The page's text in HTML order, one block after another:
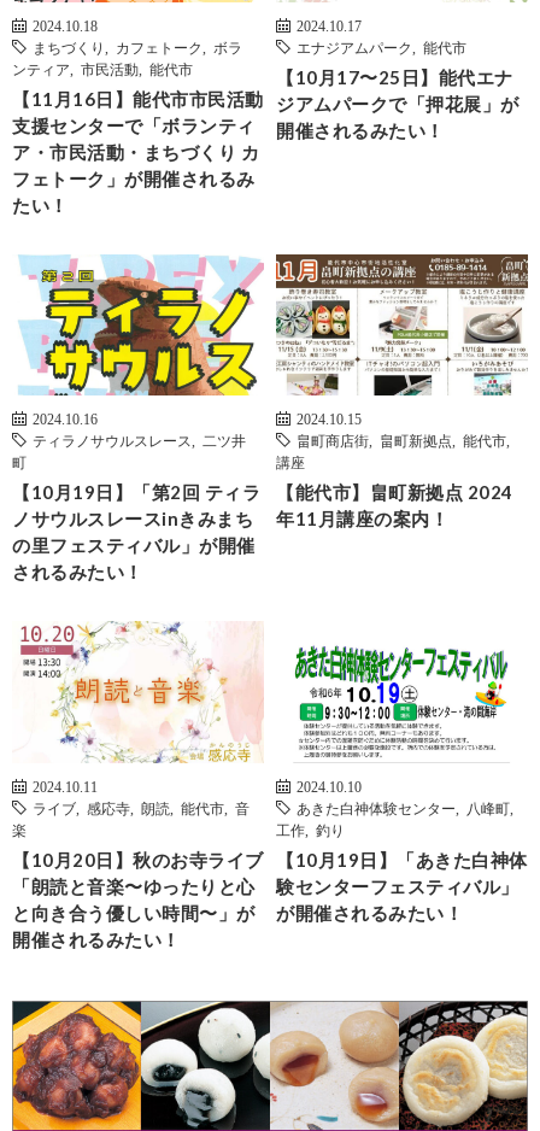
2024.10.18
まちづくり
カフェトーク
ボラ
ンティア
市民活動 能代市
【11月16日】能代市市民活動
支援センターで「ボランティ
ア・市民活動・まちづくり カ
フェトーク」が開催されるみ
たい！
2024.10.17
エナジアムパーク
能代市
【10月17〜25日】能代エナ
ジアムパークで「押花展」が
開催されるみたい！
2024.10.16
ティラノサウルスレース
二ツ井
町
【10月19日】「第2回 ティラ
ノサウルスレースinきみまち
の里フェスティバル」が開催
されるみたい！
2024.10.15
畠町商店街
畠町新拠点 能代市
講座
【能代市】畠町新拠点 2024
年11月講座の案内！
2024.10.11
ライブ
感応寺 朗読 能代市
音
楽
【10月20日】秋のお寺ライブ
「朗読と音楽〜ゆったりと心
と向き合う優しい時間〜」が
開催されるみたい！
2024.10.10
あきた白神体験センター
八峰町
工作
釣り
【10月19日】「あきた白神体
験センターフェスティバル」
が開催されるみたい！